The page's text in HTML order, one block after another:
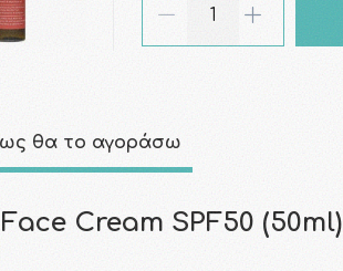
θα το αγοράσω
Cream SPF50 (50ml)